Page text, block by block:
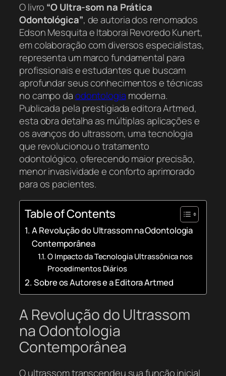
O livro “O Ultra-som na Prática
Odontológica”, de autoria dos renomados
Edson Mesquita e Itaborai Revoredo Kunert,
em colaboração com diversos especialistas,
representa um marco fundamental para
profissionais e estudantes que buscam
aprofundar seus conhecimentos e técnicas
no campo daodontologia moderna.
Publicada pela prestigiada editora Artmed,
esta obra detalha as múltiplas aplicações e
os avanços do ultrassom, uma tecnologia
que revolucionou o tratamento
odontológico, oferecendo maior precisão,
menor invasividade e conforto aprimorado
para os pacientes.
Table of Contents
A Revolução do Ultrassom na Odontologia
Contemporânea
O Impacto da Tecnologia Ultrassônica nos
Procedimentos Diários
Sobre os Autores e a Editora Artmed
A Revolução do Ultrassom
na Odontologia
Contemporânea
O ultrassom transcendeu sua função inicial